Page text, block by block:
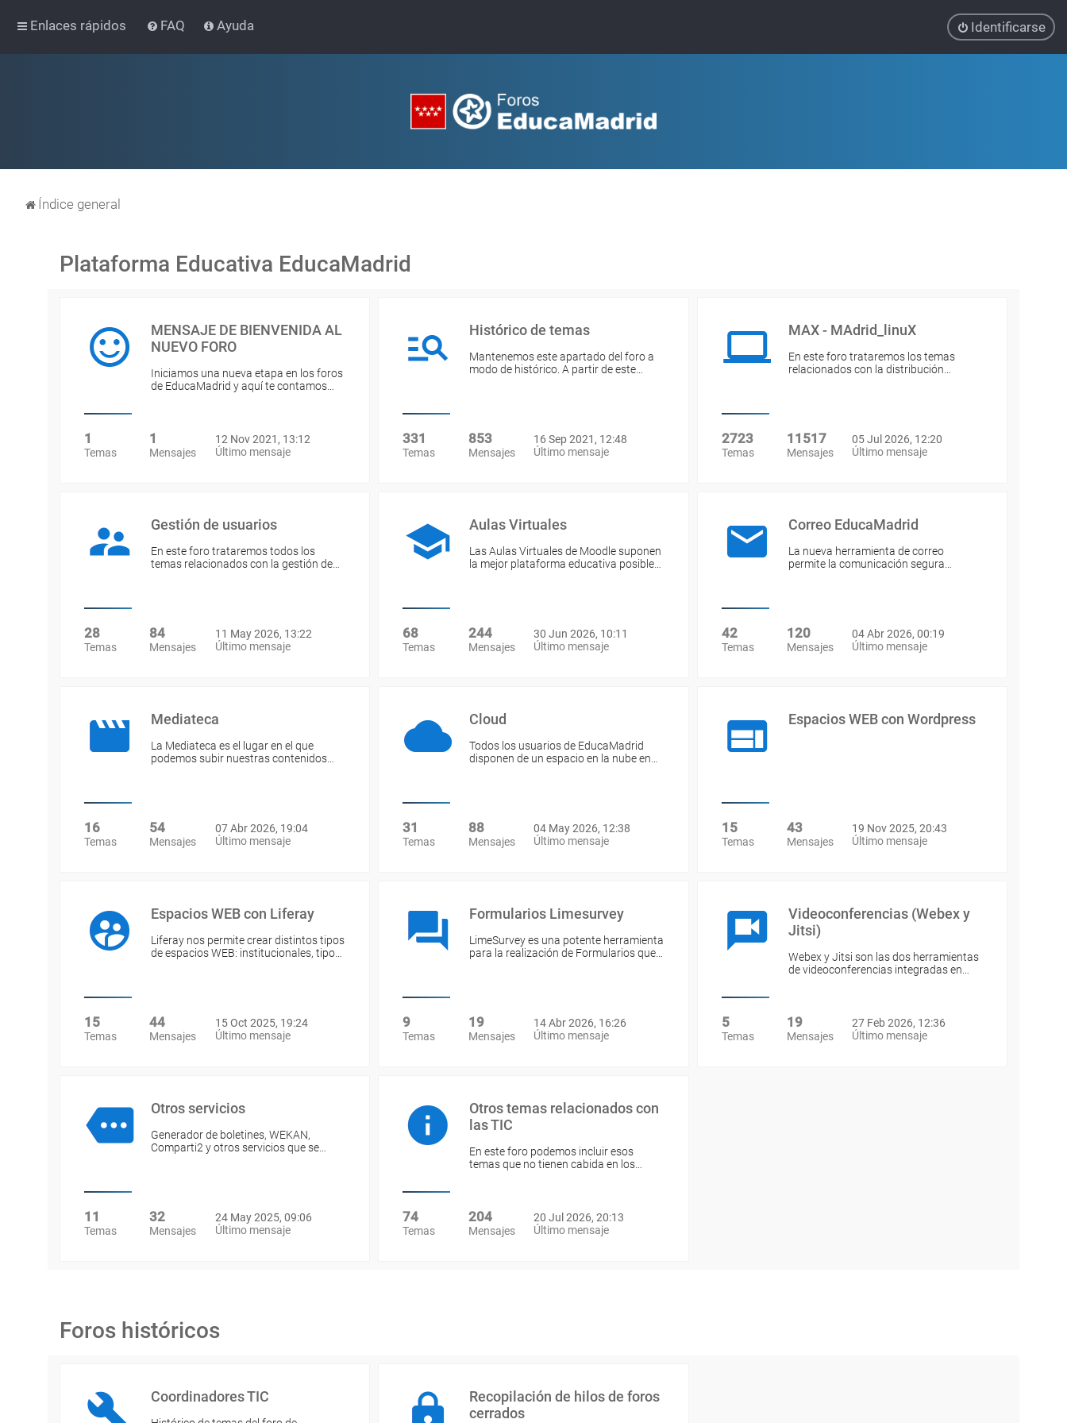
Enlaces rápidos FAQ Ayuda Identificarse
Índice general
Plataforma Educativa EducaMadrid
MENSAJE DE BIENVENIDA AL
NUEVO FORO
Iniciamos una nueva etapa en los foros
de EducaMadrid y aquí te contamos…
1
Temas
1
Mensajes
12 Nov 2021, 13:12
Último mensaje
Histórico de temas
Mantenemos este apartado del foro a
modo de histórico. A partir de este…
331
Temas
853
Mensajes
16 Sep 2021, 12:48
Último mensaje
MAX - MAdrid_linuX
En este foro trataremos los temas
relacionados con la distribución…
2723
Temas
11517
Mensajes
05 Jul 2026, 12:20
Último mensaje
Gestión de usuarios
En este foro trataremos todos los
temas relacionados con la gestión de…
28
Temas
84
Mensajes
11 May 2026, 13:22
Último mensaje
Aulas Virtuales
Las Aulas Virtuales de Moodle suponen
la mejor plataforma educativa posible…
68
Temas
244
Mensajes
30 Jun 2026, 10:11
Último mensaje
Correo EducaMadrid
La nueva herramienta de correo
permite la comunicación segura…
42
Temas
120
Mensajes
04 Abr 2026, 00:19
Último mensaje
Mediateca
La Mediateca es el lugar en el que
podemos subir nuestras contenidos…
16
Temas
54
Mensajes
07 Abr 2026, 19:04
Último mensaje
Cloud
Todos los usuarios de EducaMadrid
disponen de un espacio en la nube en…
31
Temas
88
Mensajes
04 May 2026, 12:38
Último mensaje
Espacios WEB con Wordpress
15
Temas
43
Mensajes
19 Nov 2025, 20:43
Último mensaje
Espacios WEB con Liferay
Liferay nos permite crear distintos tipos
de espacios WEB: institucionales, tipo…
15
Temas
44
Mensajes
15 Oct 2025, 19:24
Último mensaje
Formularios Limesurvey
LimeSurvey es una potente herramienta
para la realización de Formularios que…
9
Temas
19
Mensajes
14 Abr 2026, 16:26
Último mensaje
Videoconferencias (Webex y
Jitsi)
Webex y Jitsi son las dos herramientas
de videoconferencias integradas en…
5
Temas
19
Mensajes
27 Feb 2026, 12:36
Último mensaje
Otros servicios
Generador de boletines, WEKAN,
Comparti2 y otros servicios que se…
11
Temas
32
Mensajes
24 May 2025, 09:06
Último mensaje
Otros temas relacionados con
las TIC
En este foro podemos incluir esos
temas que no tienen cabida en los…
74
Temas
204
Mensajes
20 Jul 2026, 20:13
Último mensaje
Foros históricos
Coordinadores TIC
Recopilación de hilos de foros
cerrados